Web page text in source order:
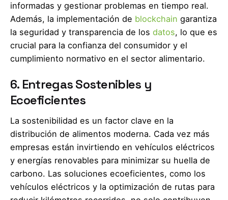
informadas y gestionar problemas en tiempo real.
Además, la implementación de blockchain garantiza
la seguridad y transparencia de los datos, lo que es
crucial para la confianza del consumidor y el
cumplimiento normativo en el sector alimentario.
6. Entregas Sostenibles y
Ecoeficientes
La sostenibilidad es un factor clave en la
distribución de alimentos moderna. Cada vez más
empresas están invirtiendo en vehículos eléctricos
y energías renovables para minimizar su huella de
carbono. Las soluciones ecoeficientes, como los
vehículos eléctricos y la optimización de rutas para